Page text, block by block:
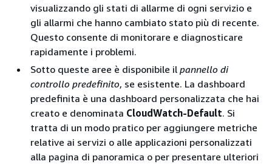
visualizzando gli stati di allarme di ogni servizio e
gli allarmi che hanno cambiato stato più di recente.
Questo consente di monitorare e diagnosticare
rapidamente i problemi.
Sotto queste aree è disponibile il pannello di
controllo predefinito, se esistente. La dashboard
predefinita è una dashboard personalizzata che hai
creato e denominata CloudWatch-Default. Si
tratta di un modo pratico per aggiungere metriche
relative ai servizi o alle applicazioni personalizzati
alla pagina di panoramica o per presentare ulteriori